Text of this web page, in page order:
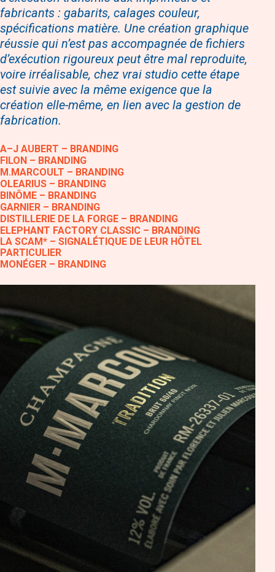
fabricants : gabarits, calages couleur,
spécifications matière. Une création graphique
réussie qui n’est pas accompagnée de fichiers
d’exécution rigoureux peut être mal reproduite,
voire irréalisable, chez vrai studio cette étape
est suivie avec la même exigence que la
création elle-même, en lien avec la gestion de
fabrication.
A–J AUBERT – BRANDING
FILON – BRANDING
M.MARCOULT – BRANDING
OLEARIUS – BRANDING
BINÔME – BRANDING
GARNIER – BRANDING
DISTILLERIE DE LA FORGE – BRANDING
ELEPHANT FACTORY CLASSIC – BRANDING
LA SCAM* – SIGNALÉTIQUE DE LEUR HÔTEL
PARTICULIER
MONÉGER – BRANDING